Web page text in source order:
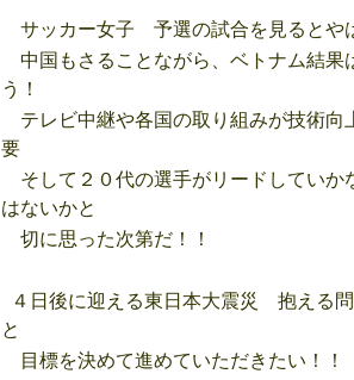
サッカー女子 予選の試合を見るとや
中国もさることながら、ベトナム結果
う！
テレビ中継や各国の取り組みが技術向
要
そして２０代の選手がリードしていか
はないかと
切に思った次第だ！！
４日後に迎える東日本大震災 抱える
と
目標を決めて進めていただきたい！！